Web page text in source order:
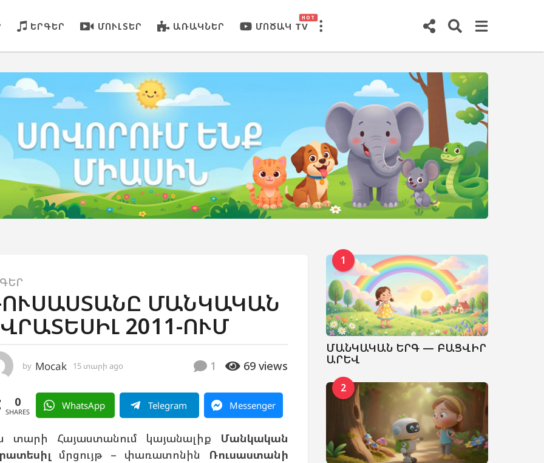
ԵՐԳԵՐ ՄՈՒԼՏԵՐ ԱՌԱԿՆԵՐ ՄՈԾԱԿ TV
HOT
ՄԱՆԿԱԿԱՆ
2011-ՈՒՄ
by Mocak 15 տարի ago
g
1 69 views
0
SHARES
WhatsApp Telegram Messenger
տարի Հայաստանում կայանալիք
Մանկական
մրցույթ – փառատոնին
Ռուսաստանի
1
ՄԱՆԿԱԿԱՆ ԵՐԳ — ԲԱՑՎԻՐ
ԱՐԵՎ
2